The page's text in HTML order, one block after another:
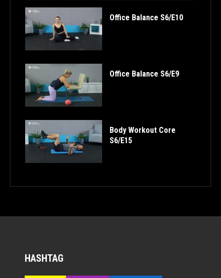
Office Balance S6/E10
Office Balance S6/E9
Body Workout Core
S6/E15
HASHTAG